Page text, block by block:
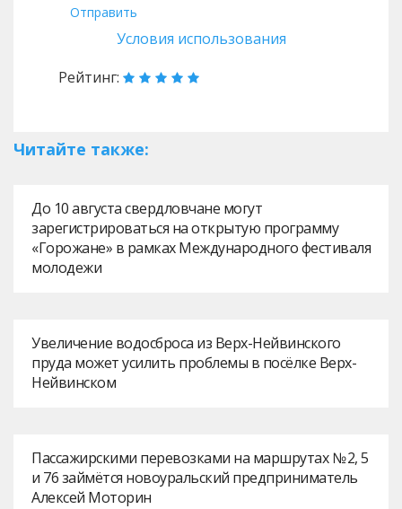
Отправить
Условия использования
Рейтинг:
Читайте также:
До 10 августа свердловчане могут
зарегистрироваться на открытую программу
«Горожане» в рамках Международного фестиваля
молодежи
Увеличение водосброса из Верх-Нейвинского
пруда может усилить проблемы в посёлке Верх-
Нейвинском
Пассажирскими перевозками на маршрутах № 2, 5
и 76 займётся новоуральский предприниматель
Алексей Моторин